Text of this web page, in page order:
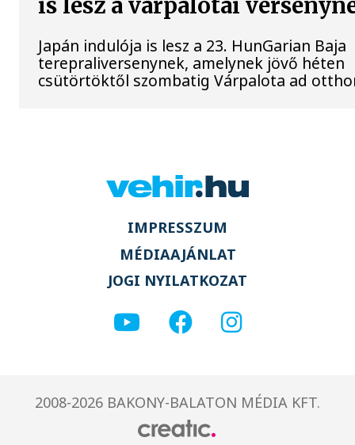
is lesz a várpalotai
Japán indulója is lesz a 23. HunGarian Baja
terepraliversenynek, amelynek jövő héten
csütörtöktől szombatig Várpalota ad
IMPRESSZUM
MÉDIAAJÁNLAT
JOGI NYILATKOZAT
2008-2026 BAKONY-BALATON MÉDIA KFT.